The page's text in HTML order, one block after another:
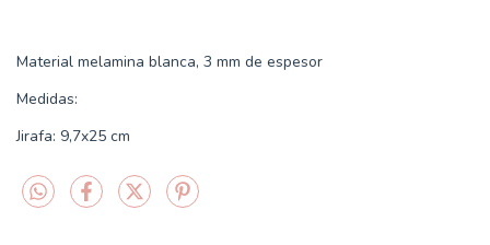
Material melamina blanca, 3 mm de espesor
Medidas:
Jirafa: 9,7x25 cm